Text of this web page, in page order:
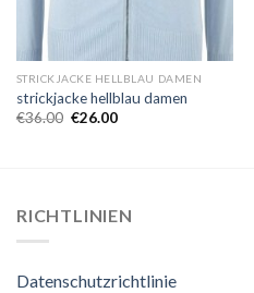
STRICKJACKE HELLBLAU DAMEN
strickjacke hellblau damen
€36.00 €26.00
RICHTLINIEN
Datenschutzrichtlinie